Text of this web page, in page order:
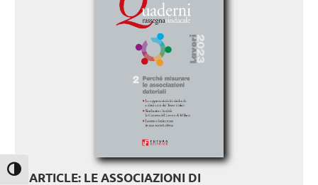
Attiva/disattiva alto contrasto
ARTICLE: LE ASSOCIAZIONI DI